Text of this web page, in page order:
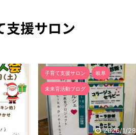
支援サロン
2/3
子育て支援サロン 岐阜
未来育活動ブログ
2026/1/28